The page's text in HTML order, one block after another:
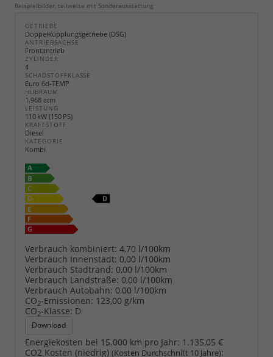
Beispielbilder, teilweise mit Sonderausstattung
GETRIEBE
Doppelkupplungsgetriebe (DSG)
ANTRIEBSACHSE
Frontantrieb
ZYLINDER
4
SCHADSTOFFKLASSE
Euro 6d-TEMP
HUBRAUM
1.968 ccm
LEISTUNG
110 kW (150 PS)
KRAFTSTOFF
Diesel
KATEGORIE
Kombi
Verbrauch kombiniert: 4,70 l/100km
Verbrauch Innenstadt: 0,00 l/100km
Verbrauch Stadtrand: 0,00 l/100km
Verbrauch Landstraße: 0,00 l/100km
Verbrauch Autobahn: 0,00 l/100km
CO2-Emissionen: 123,00 g/km
CO2-Klasse: D
Download
Energiekosten bei 15.000 km pro Jahr: 1.135,05 €
CO2 Kosten (niedrig) (Kosten Durchschnitt 10 Jahre):